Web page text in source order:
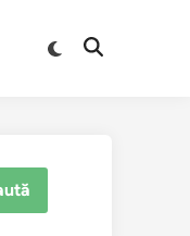
ComutăDeschide